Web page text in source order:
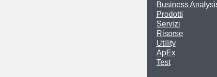
Business
Prodotti
Servizi
Risorse
Utility
ApEx
Test